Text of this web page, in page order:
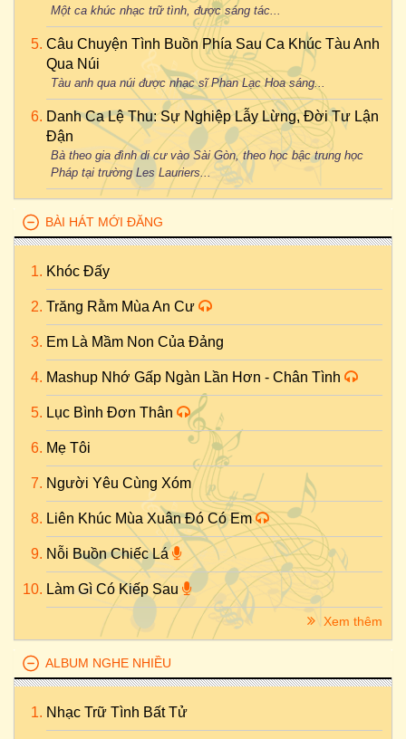
Một ca khúc nhạc trữ tình, được sáng tác...
Câu Chuyện Tình Buồn Phía Sau Ca Khúc Tàu Anh
Qua Núi
Tàu anh qua núi được nhạc sĩ Phan Lạc Hoa sáng...
Danh Ca Lệ Thu: Sự Nghiệp Lẫy Lừng, Đời Tư Lận
Đận
Bà theo gia đình di cư vào Sài Gòn, theo học bậc trung học
Pháp tại trường Les Lauriers...
BÀI HÁT MỚI ĐĂNG
Khóc Đấy
Trăng Rằm Mùa An Cư
Em Là Mầm Non Của Đảng
Mashup Nhớ Gấp Ngàn Lần Hơn - Chân Tình
Lục Bình Đơn Thân
Mẹ Tôi
Người Yêu Cùng Xóm
Liên Khúc Mùa Xuân Đó Có Em
Nỗi Buồn Chiếc Lá
Làm Gì Có Kiếp Sau
Xem thêm
ALBUM NGHE NHIỀU
Nhạc Trữ Tình Bất Tử